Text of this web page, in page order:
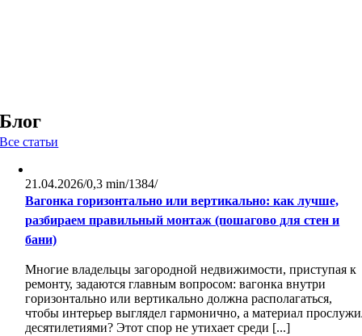
Блог
Все статьи
21.04.2026/0,3 min/1384/
Вагонка горизонтально или вертикально: как лучше,
разбираем правильный монтаж (пошагово для стен и
бани)
Многие владельцы загородной недвижимости, приступая к
ремонту, задаются главным вопросом: вагонка внутри
горизонтально или вертикально должна располагаться,
чтобы интерьер выглядел гармонично, а материал
десятилетиями? Этот спор не утихает среди [...]